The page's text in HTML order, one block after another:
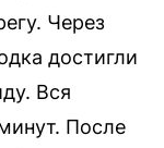
Через
достигли
Вся
После